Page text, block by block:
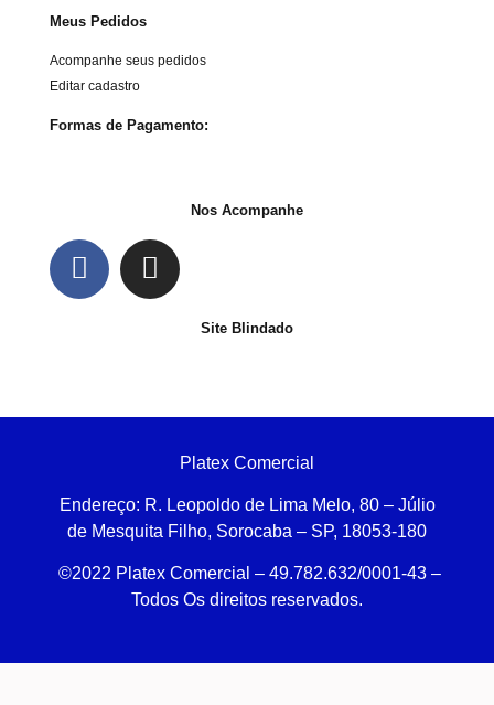
Meus Pedidos
Acompanhe seus pedidos
Editar cadastro
Formas de Pagamento:
Nos Acompanhe
Site Blindado
Platex Comercial
Endereço: R. Leopoldo de Lima Melo, 80 – Júlio
de Mesquita Filho, Sorocaba – SP, 18053-180
©2022 Platex Comercial – 49.782.632/0001-43 –
Todos Os direitos reservados.